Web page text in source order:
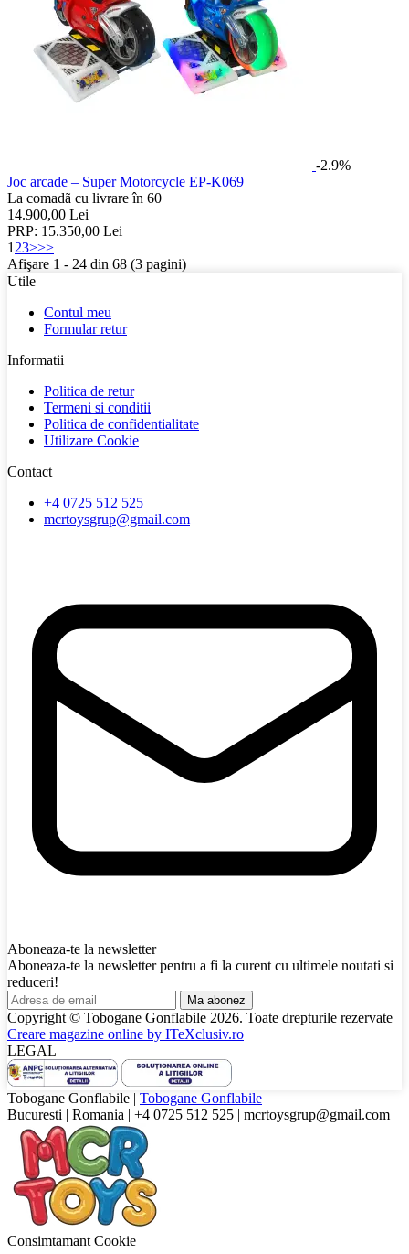
-2.9%
Joc arcade – Super Motorcycle EP-K069
La comadã cu livrare în 60
14.900,00 Lei
PRP: 15.350,00 Lei
1 23>>>
Afişare 1 - 24 din 68 (3 pagini)
Utile
Contul meu
Formular retur
Informatii
Politica de retur
Termeni si conditii
Politica de confidentialitate
Utilizare Cookie
Contact
+4 0725 512 525
mcrtoysgrup@gmail.com
Aboneaza-te la newsletter
Aboneaza-te la newsletter pentru a fi la curent cu ultimele noutati si
reduceri!
Ma abonez
Copyright © Tobogane Gonflabile 2026. Toate drepturile rezervate
Creare magazine online by ITeXclusiv.ro
LEGAL
Tobogane Gonflabile | Tobogane Gonflabile
Bucuresti | Romania | +4 0725 512 525 | mcrtoysgrup@gmail.com
Consimtamant Cookie